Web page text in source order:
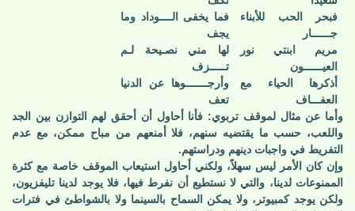
فبحر الحب للأبناء
جــــــار
فما يخفى الــــوداد وما
يجف
مريم ابنتي نور
العيــــــون
لها مني نصـيحة لـم
تـــــزف
أذكرها الحياء مع
العفـــاف
وأرجـــــــوها عن الدنيا
تعف
وأما عن مثال لموقف تربوي: فأنا أحاول أن أحقق لهم التوازن بين الجد
واللعب، حسب ما يقتضيه سنهم، فلا أمنعهم من مباح ممكن، مع عدم
التفريط في واجبات دينهم ودراستهم.
وإن كان الأمر ليس سهلاً، ولكني أحاول استيعاب الموقف خاصة مع كثرة
الممنوعات لدينا، والتي لا نستطيع أن نفرط فيها، فلا يوجد لدينا تليفزيون،
ولكن يوجد كمبيوتر، ولا يمكن السماح بالسينما ولا بالشواطئ في فترات